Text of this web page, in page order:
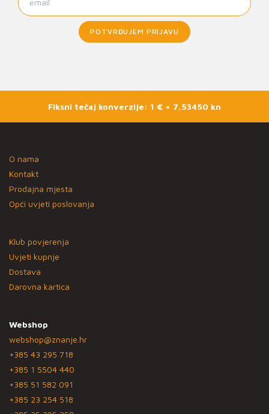
POTVRĐUJEM PRIJAVU
Fiksni tečaj konverzije: 1 € = 7,53450 kn
O nama
Kontakt
Prodajna mjesta
Opći uvjeti poslovanja
Klub povjerenja
Uvjeti kupnje
Dostava
Darovna kartica
Webshop
webshop@znanje.hr
+385 43 295 718
+385 1 5504 440
+385 51 582 091
+385 23 254 518